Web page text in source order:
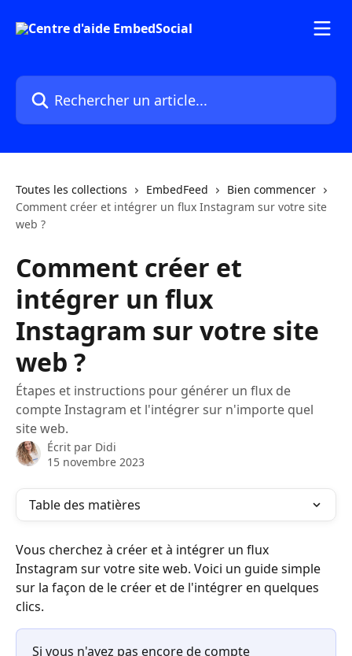
Rechercher un article...
Toutes les collections EmbedFeed
Bien commencer
Comment créer et intégrer un flux Instagram sur votre site
web ?
Comment créer et
intégrer un flux
Instagram sur votre site
web ?
Étapes et instructions pour générer un flux de
compte Instagram et l'intégrer sur n'importe quel
site web.
Écrit par Didi
15 novembre 2023
Table des matières
Vous cherchez à créer et à intégrer un flux
Instagram sur votre site web. Voici un guide simple
sur la façon de le créer et de l'intégrer en quelques
clics.
Si vous n'avez pas encore de compte